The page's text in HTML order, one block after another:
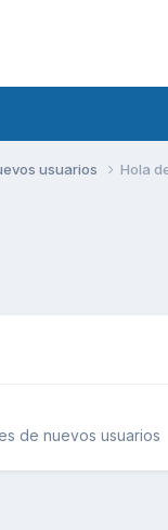
usuarios Hola
de nuevos usuarios